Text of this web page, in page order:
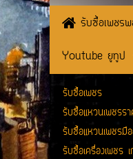
รับซื้อเพชร
Youtube ยูทูป
รับซื้อเพชร
รับซื้อแหวนเพชรร
รับซื้อแหวนเพชรมื
รับซื้อเครื่องเพชร